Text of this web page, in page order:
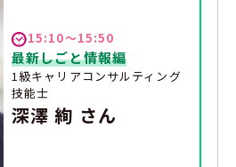
15:10～15:50
最新しごと情報編
1級キャリアコンサルティング
技能士
深澤 絢 さん